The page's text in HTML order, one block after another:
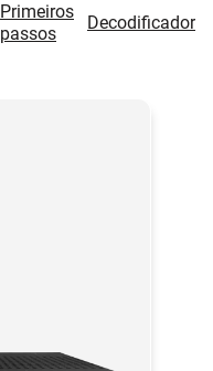
Primeiros
passos
Decodificador